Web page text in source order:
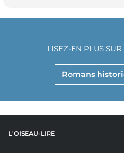
Romans
LISEZ-EN PLUS SUR
L'OISEAU-LIRE